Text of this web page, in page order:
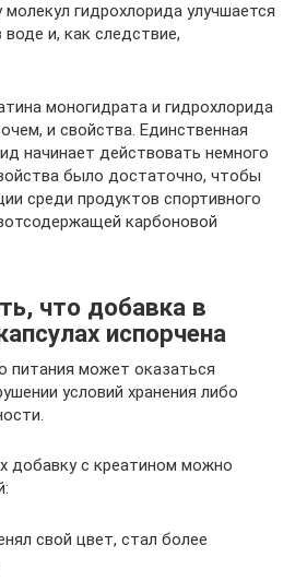
гидрохлорида улучшается
и, как следствие,
моногидрата и гидрохлорида
и свойства. Единственная
начинает действовать немного
было достаточно, чтобы
среди продуктов спортивного
карбоновой
что добавка в
испорчена
питания может оказаться
условий хранения либо
добавку с креатином можно
свой цвет, стал более